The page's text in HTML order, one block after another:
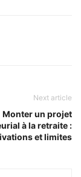
Next article
Monter un projet
à la retraite :
et limites